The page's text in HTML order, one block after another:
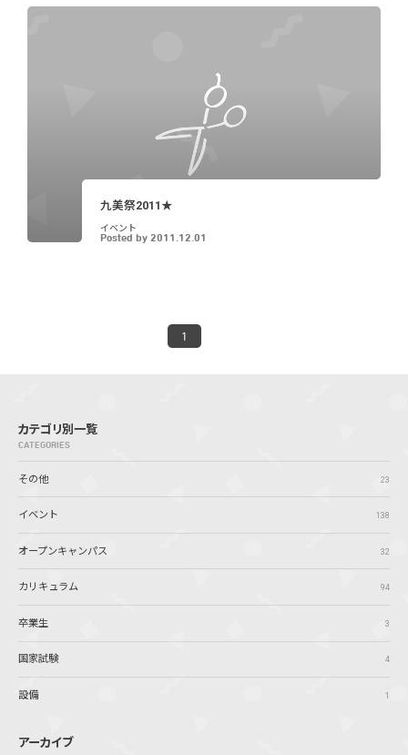
九美祭2011★
Posted by 2011.12.01
イベント
1
カテゴリ別一覧
CATEGORIES
その他 23
イベント 138
オープンキャンパス 32
カリキュラム 94
卒業生 3
国家試験 4
設備 1
アーカイブ